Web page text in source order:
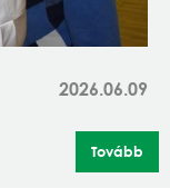
2026.06.09
Tovább